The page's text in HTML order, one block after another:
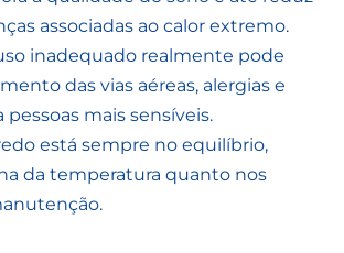
associadas ao calor extremo.
inadequado realmente pode
das vias aéreas, alergias e
mais sensíveis.
está sempre no equilíbrio,
da temperatura quanto nos